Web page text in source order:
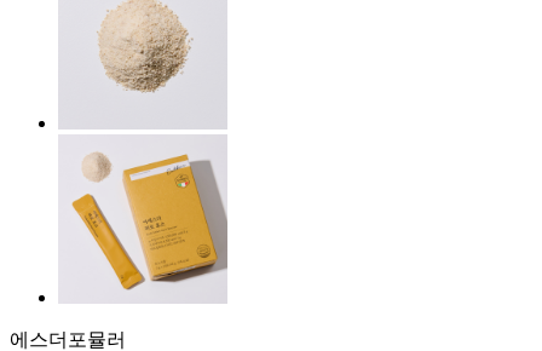
에스더포뮬러